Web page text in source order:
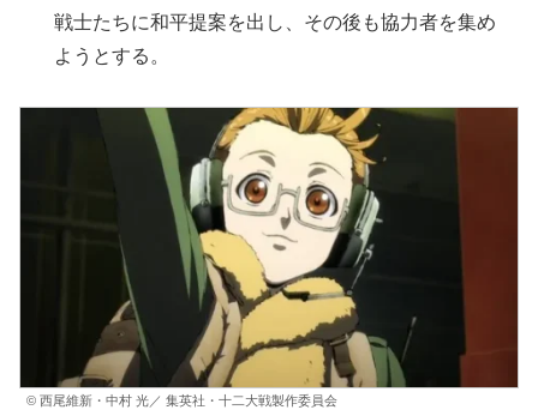
戦士たちに和平提案を出し、その後も協力者を集め
ようとする。
© 西尾維新・中村 光／ 集英社・十二大戦製作委員会